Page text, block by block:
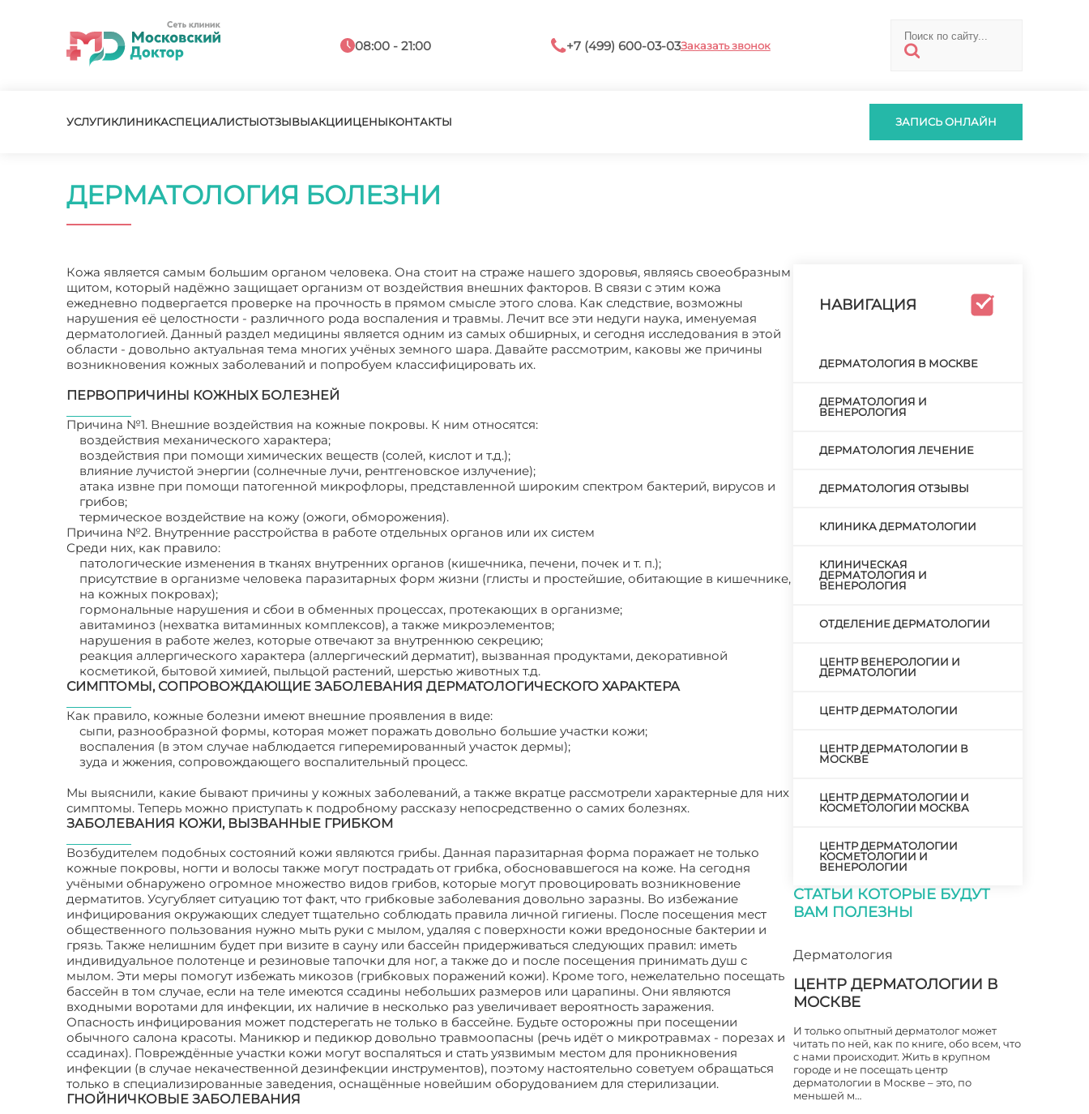
08:00 - 21:00 +7 (499) 600-03-03Заказать звонок
УСЛУГИКЛИНИКАСПЕЦИАЛИСТЫОТЗЫВЫАКЦИИЦЕНЫКОНТАКТЫ ЗАПИСЬ ОНЛАЙН
ДЕРМАТОЛОГИЯ БОЛЕЗНИ
Кожа является самым большим органом человека. Она стоит на страже нашего здоровья, являясь своеобразным
щитом, который надёжно защищает организм от воздействия внешних факторов. В связи с этим кожа
ежедневно подвергается проверке на прочность в прямом смысле этого слова. Как следствие, возможны
нарушения её целостности - различного рода воспаления и травмы. Лечит все эти недуги наука, именуемая
дерматологией. Данный раздел медицины является одним из самых обширных, и сегодня исследования в этой
области - довольно актуальная тема многих учёных земного шара. Давайте рассмотрим, каковы же причины
возникновения кожных заболеваний и попробуем классифицировать их.
ПЕРВОПРИЧИНЫ КОЖНЫХ БОЛЕЗНЕЙ
Причина №1. Внешние воздействия на кожные покровы. К ним относятся:
воздействия механического характера;
воздействия при помощи химических веществ (солей, кислот и т.д.);
влияние лучистой энергии (солнечные лучи, рентгеновское излучение);
атака извне при помощи патогенной микрофлоры, представленной широким спектром бактерий, вирусов и
грибов;
термическое воздействие на кожу (ожоги, обморожения).
Причина №2. Внутренние расстройства в работе отдельных органов или их систем
Среди них, как правило:
патологические изменения в тканях внутренних органов (кишечника, печени, почек и т. п.);
присутствие в организме человека паразитарных форм жизни (глисты и простейшие, обитающие в кишечнике,
на кожных покровах);
гормональные нарушения и сбои в обменных процессах, протекающих в организме;
авитаминоз (нехватка витаминных комплексов), а также микроэлементов;
нарушения в работе желез, которые отвечают за внутреннюю секрецию;
реакция аллергического характера (аллергический дерматит), вызванная продуктами, декоративной
косметикой, бытовой химией, пыльцой растений, шерстью животных т.д.
СИМПТОМЫ, СОПРОВОЖДАЮЩИЕ ЗАБОЛЕВАНИЯ ДЕРМАТОЛОГИЧЕСКОГО ХАРАКТЕРА
Как правило, кожные болезни имеют внешние проявления в виде:
сыпи, разнообразной формы, которая может поражать довольно большие участки кожи;
воспаления (в этом случае наблюдается гиперемированный участок дермы);
зуда и жжения, сопровождающего воспалительный процесс.
Мы выяснили, какие бывают причины у кожных заболеваний, а также вкратце рассмотрели характерные для них
симптомы. Теперь можно приступать к подробному рассказу непосредственно о самих болезнях.
ЗАБОЛЕВАНИЯ КОЖИ, ВЫЗВАННЫЕ ГРИБКОМ
Возбудителем подобных состояний кожи являются грибы. Данная паразитарная форма поражает не только
кожные покровы, ногти и волосы также могут пострадать от грибка, обосновавшегося на коже. На сегодня
учёными обнаружено огромное множество видов грибов, которые могут провоцировать возникновение
дерматитов. Усугубляет ситуацию тот факт, что грибковые заболевания довольно заразны. Во избежание
инфицирования окружающих следует тщательно соблюдать правила личной гигиены. После посещения мест
общественного пользования нужно мыть руки с мылом, удаляя с поверхности кожи вредоносные бактерии и
грязь. Также нелишним будет при визите в сауну или бассейн придерживаться следующих правил: иметь
индивидуальное полотенце и резиновые тапочки для ног, а также до и после посещения принимать душ с
мылом. Эти меры помогут избежать микозов (грибковых поражений кожи). Кроме того, нежелательно посещать
бассейн в том случае, если на теле имеются ссадины небольших размеров или царапины. Они являются
входными воротами для инфекции, их наличие в несколько раз увеличивает вероятность заражения.
Опасность инфицирования может подстерегать не только в бассейне. Будьте осторожны при посещении
обычного салона красоты. Маникюр и педикюр довольно травмоопасны (речь идёт о микротравмах - порезах и
ссадинах). Повреждённые участки кожи могут воспаляться и стать уязвимым местом для проникновения
инфекции (в случае некачественной дезинфекции инструментов), поэтому настоятельно советуем обращаться
только в специализированные заведения, оснащённые новейшим оборудованием для стерилизации.
ГНОЙНИЧКОВЫЕ ЗАБОЛЕВАНИЯ
НАВИГАЦИЯ
ДЕРМАТОЛОГИЯ В МОСКВЕ
ДЕРМАТОЛОГИЯ И
ВЕНЕРОЛОГИЯ
ДЕРМАТОЛОГИЯ ЛЕЧЕНИЕ
ДЕРМАТОЛОГИЯ ОТЗЫВЫ
КЛИНИКА ДЕРМАТОЛОГИИ
КЛИНИЧЕСКАЯ
ДЕРМАТОЛОГИЯ И
ВЕНЕРОЛОГИЯ
ОТДЕЛЕНИЕ ДЕРМАТОЛОГИИ
ЦЕНТР ВЕНЕРОЛОГИИ И
ДЕРМАТОЛОГИИ
ЦЕНТР ДЕРМАТОЛОГИИ
ЦЕНТР ДЕРМАТОЛОГИИ В
МОСКВЕ
ЦЕНТР ДЕРМАТОЛОГИИ И
КОСМЕТОЛОГИИ МОСКВА
ЦЕНТР ДЕРМАТОЛОГИИ
КОСМЕТОЛОГИИ И
ВЕНЕРОЛОГИИ
СТАТЬИ КОТОРЫЕ БУДУТ
ВАМ ПОЛЕЗНЫ
Дерматология
ЦЕНТР ДЕРМАТОЛОГИИ В
МОСКВЕ
И только опытный дерматолог может
читать по ней, как по книге, обо всем, что
с нами происходит. Жить в крупном
городе и не посещать центр
дерматологии в Москве – это, по
меньшей м…